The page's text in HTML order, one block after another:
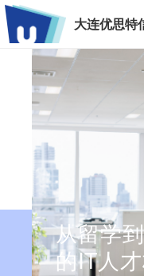
大连优思特
从留学
的IT人